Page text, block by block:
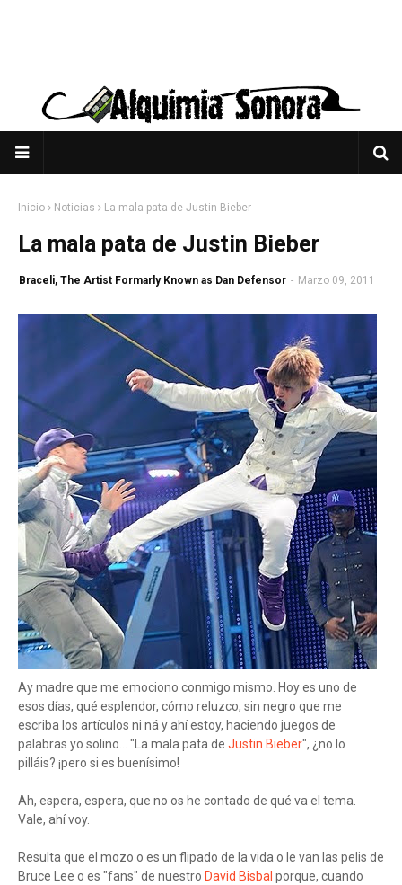
Inicio Noticias La mala pata de Justin Bieber
La mala pata de Justin Bieber
Braceli, The Artist Formarly Known as Dan Defensor - Marzo 09, 2011
Ay madre que me emociono conmigo mismo. Hoy es uno de
esos días, qué esplendor, cómo reluzco, sin negro que me
escriba los artículos ni ná y ahí estoy, haciendo juegos de
palabras yo solino... "La mala pata de Justin Bieber", ¿no lo
pilláis? ¡pero si es buenísimo!
Ah, espera, espera, que no os he contado de qué va el tema.
Vale, ahí voy.
Resulta que el mozo o es un flipado de la vida o le van las pelis de
Bruce Lee o es "fans" de nuestro David Bisbal porque, cuando